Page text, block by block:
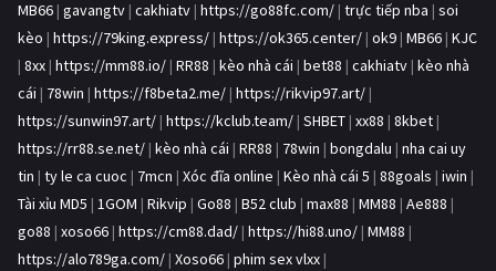
MB66 | gavangtv | cakhiatv | https://go88fc.com/ | trực tiếp nba | soi
kèo | https://79king.express/ | https://ok365.center/ | ok9 | MB66 | KJC
| 8xx | https://mm88.io/ | RR88 | kèo nhà cái | bet88 | cakhiatv | kèo nhà
cái | 78win | https://f8beta2.me/ | https://rikvip97.art/ |
https://sunwin97.art/ | https://kclub.team/ | SHBET | xx88 | 8kbet |
https://rr88.se.net/ | kèo nhà cái | RR88 | 78win | bongdalu | nha cai uy
tin | ty le ca cuoc | 7mcn | Xóc đĩa online | Kèo nhà cái 5 | 88goals | iwin |
Tài xỉu MD5 | 1GOM | Rikvip | Go88 | B52 club | max88 | MM88 | Ae888 |
go88 | xoso66 | https://cm88.dad/ | https://hi88.uno/ | MM88 |
https://alo789ga.com/ | Xoso66 | phim sex vlxx |